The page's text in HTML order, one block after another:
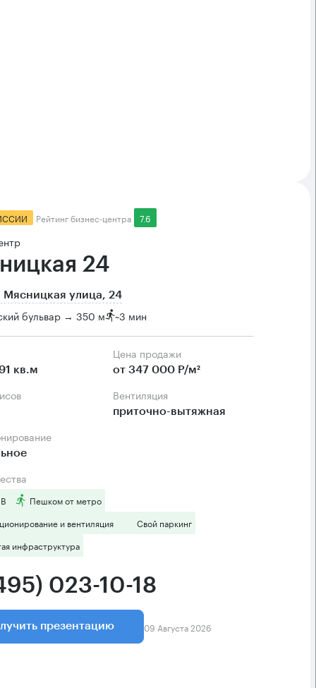
Рейтинг бизнес-центра 7.6
24
Мясницкая улица, 24
бульвар → 350 м ~3 мин
кв.м
Цена продажи
от 347 000 Р/м²
Вентиляция
приточно-вытяжная
Пешком от метро
и вентиляция
Свой паркинг
инфраструктура
023-10-18
презентацию 09 Августа 2026